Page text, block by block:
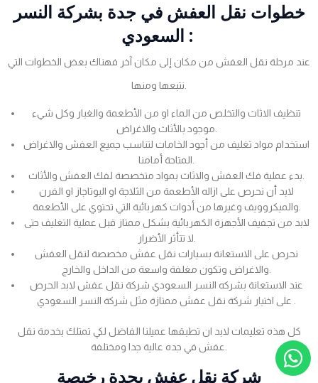
خطوات نقل العفش في جدة بشركة النسر
السعودي :
عند مرحلة نقل العفش من مكان إلى مكان آخر فهناك بعض الخطوات التي
تنظيف الاثاث والتخلص من الماء او من الأطعمة والغبار وكل شيء
استخدام مواد تغليف من أجود الخامات لتناسب جميع العفش والاغراض
لابد أن نحرص على ازاله الأطعمة من الثلاجة او البوتاجاز او الفرن
لابد من تجفيف الأجهزة الكهربائية بشكل ممتاز قبل عملية التغليف حتى
نحرص على الاستعانة بسيارات نقل عفش مخصصة لنقل العفش
عند الاستعانة بشركه النسر السعودي شركة نقل عفش لابد الحرص
كل هذه تعليمات لابد ان تطبقها عميلنا الفاضل لكي تمتلك بخدمة نقل
شركة نقل عفش بجدة رخيصة